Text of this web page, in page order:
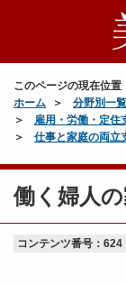
このページの現在位置
ホーム
分野別一覧
雇用・労働・定住
仕事と家庭の両立
働く婦人
コンテンツ番号：624